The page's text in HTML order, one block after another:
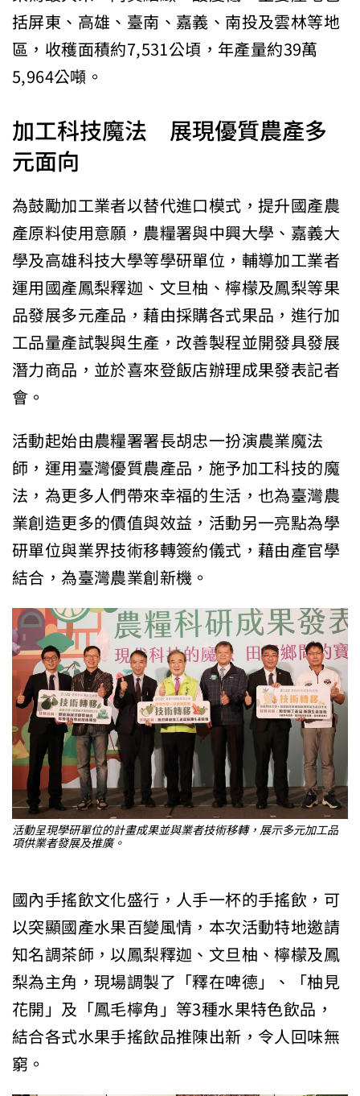
括屏東、高雄、臺南、嘉義、南投及雲林等地
區，收穫面積約7,531公頃，年產量約39萬
5,964公噸。
加工科技魔法 展現優質農產多
元面向
為鼓勵加工業者以替代進口模式，提升國產農
產原料使用意願，農糧署與中興大學、嘉義大
學及高雄科技大學等學研單位，輔導加工業者
運用國產鳳梨釋迦、文旦柚、檸檬及鳳梨等果
品發展多元產品，藉由採購各式果品，進行加
工品量產試製與生產，改善製程並開發具發展
潛力商品，並於喜來登飯店辦理成果發表記者
會。
活動起始由農糧署署長胡忠一扮演農業魔法
師，運用臺灣優質農產品，施予加工科技的魔
法，為更多人們帶來幸福的生活，也為臺灣農
業創造更多的價值與效益，活動另一亮點為學
研單位與業界技術移轉簽約儀式，藉由產官學
結合，為臺灣農業創新機。
活動呈現學研單位的計畫成果並與業者技術移轉，展示多元加工品
項供業者發展及推廣。
國內手搖飲文化盛行，人手一杯的手搖飲，可
以突顯國產水果百變風情，本次活動特地邀請
知名調茶師，以鳳梨釋迦、文旦柚、檸檬及鳳
梨為主角，現場調製了「釋在啤德」、「柚見
花開」及「鳳毛檸角」等3種水果特色飲品，
結合各式水果手搖飲品推陳出新，令人回味無
窮。